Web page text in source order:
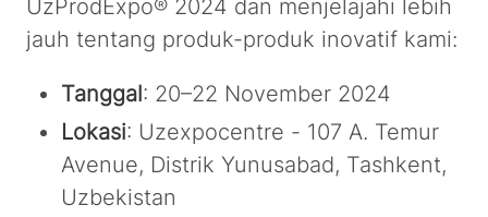
UzProdExpo® 2024 dan menjelajahi lebih
jauh tentang produk-produk inovatif kami:
Tanggal: 20–22 November 2024
Lokasi: Uzexpocentre - 107 A. Temur
Avenue, Distrik Yunusabad, Tashkent,
Uzbekistan